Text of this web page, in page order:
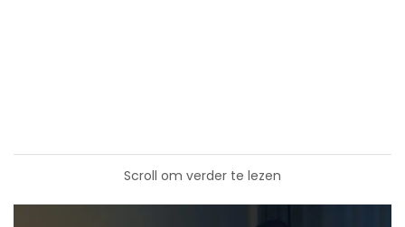
Scroll om verder te lezen